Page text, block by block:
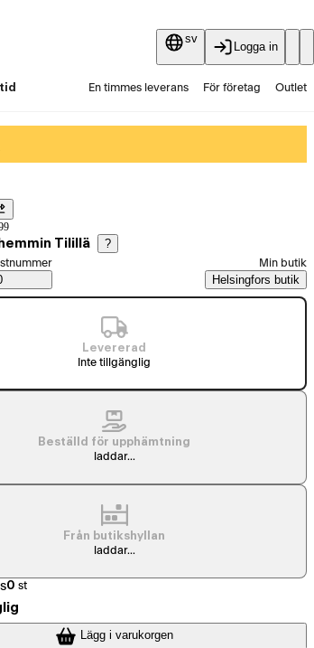
sv
Logga in
En timmes leverans För företag Outlet
Tilillä ?
Min butik
Helsingfors butik
Levererad
Inte tillgänglig
Beställd för upphämtning
laddar...
Från butikshyllan
laddar...
0 st
Lägg i varukorgen